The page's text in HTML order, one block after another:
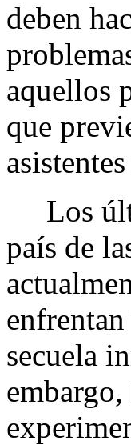
deben
aquellos
que
Los
país de
secuela